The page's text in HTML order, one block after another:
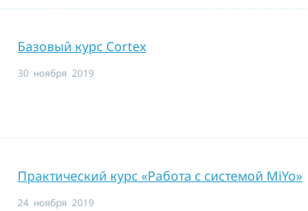
Базовый курс Cortex
30 ноября 2019
Практический курс «Работа с системой MiYo»
24 ноября 2019